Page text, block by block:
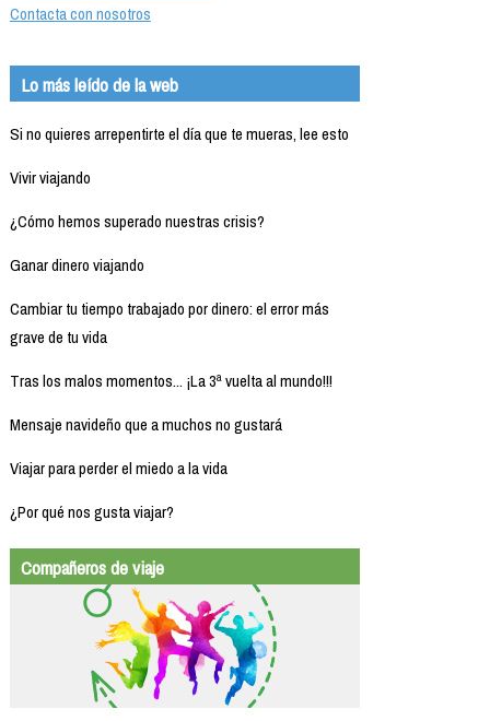
Contacta con nosotros
Lo más leído de la web
Si no quieres arrepentirte el día que te mueras, lee esto
Vivir viajando
¿Cómo hemos superado nuestras crisis?
Ganar dinero viajando
Cambiar tu tiempo trabajado por dinero: el error más
grave de tu vida
Tras los malos momentos... ¡La 3ª vuelta al mundo!!!
Mensaje navideño que a muchos no gustará
Viajar para perder el miedo a la vida
¿Por qué nos gusta viajar?
Compañeros de viaje